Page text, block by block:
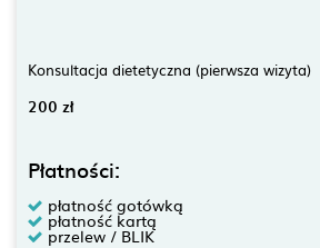
Konsultacja dietetyczna (pierwsza wizyta)
200 zł
Płatności:
płatność gotówką
płatność kartą
przelew / BLIK